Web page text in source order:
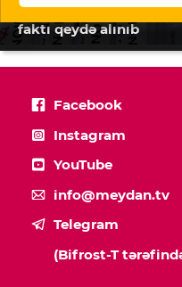
faktı qeydə alınıb
Facebook
Instagram
YouTube
info@meydan.tv
Telegram
(Bifrost-T